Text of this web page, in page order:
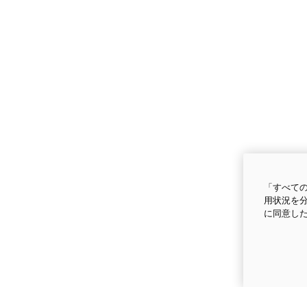
「すべて
用状況を
に同意し